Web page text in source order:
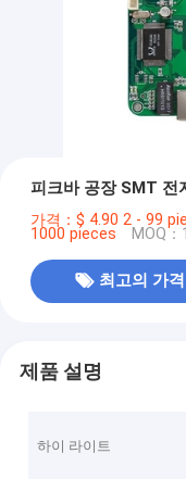
피크바 공장 SMT 전
가격：$ 4.90 2 - 99
1000 pieces MOQ：1
최고의 가격
제품 설명
하이 라이트